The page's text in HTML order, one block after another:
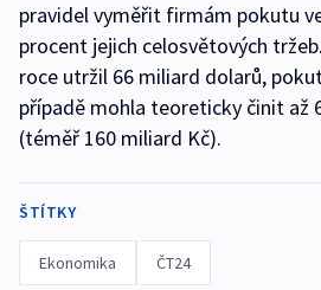
pravidel vyměřit firmám pokutu
procent jejich celosvětových
roce utržil 66 miliard dolarů,
případě mohla teoreticky činit až
(téměř 160 miliard Kč).
ŠTÍTKY
Ekonomika ČT24